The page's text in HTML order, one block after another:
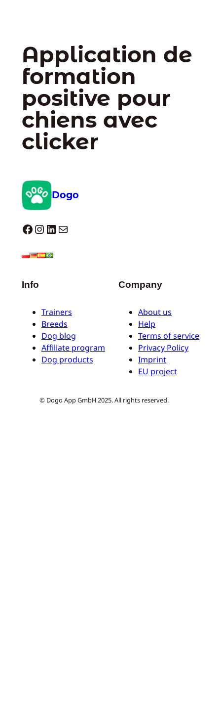
Application de
formation
positive pour
chiens avec
clicker
Dogo
Dogo facebook InstagramLinkedIn E-mail
Info
Trainers
Breeds
Dog blog
Affiliate program
Dog products
Company
About us
Help
Terms of service
Privacy Policy
Imprint
EU project
© Dogo App GmbH 2025. All rights reserved.